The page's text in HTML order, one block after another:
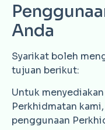
Anda
Syarikat boleh
tujuan berikut:
Untuk
Perkhidmatan
penggunaan